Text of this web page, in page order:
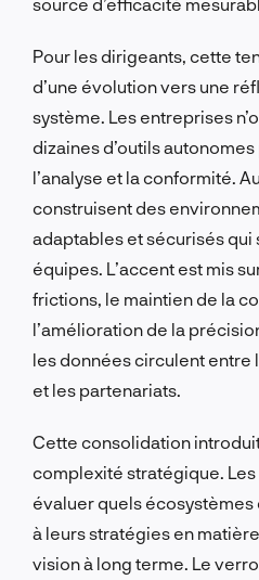
Pour les dirigeants, cette
d’une évolution vers une
système. Les entreprises
dizaines d’outils
l’analyse et la conformité.
construisent des
adaptables et sécurisés qui
équipes. L’accent est mis
frictions, le maintien de la
l’amélioration de la
les données circulent entre
et les partenariats.
Cette consolidation
complexité stratégique.
évaluer quels
à leurs stratégies en
vision à long terme. Le